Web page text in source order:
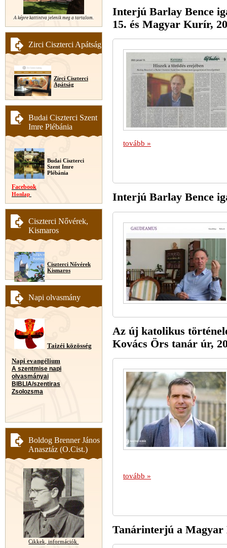
A képre kattintva jelenik meg a tartalom.
Zirci Ciszterci Apátság
Zirci Ciszterci
Apátság
Budai Ciszterci Szent
Imre Plébánia
Budai Ciszterci
Szent Imre
Plébánia
Facebook
Honlap
Ciszterci Nővérek,
Kismaros
Ciszterci Nővérek
Kismaros
Napi olvasmány
Taizéi közösség
Napi evangélium
A szentmise napi
olvasmányai
BIBLIA/szentiras
Zsolozsma
Boldog Brenner János
Anasztáz (O.Cist.)
Cikkek, információk
Interjú Barlay Bence
15. és Magyar Kurír,
tovább »
Interjú Barlay Bence
Az új katolikus
Kovács Örs tanár úr,
tovább »
Tanárinterjú a Magyar